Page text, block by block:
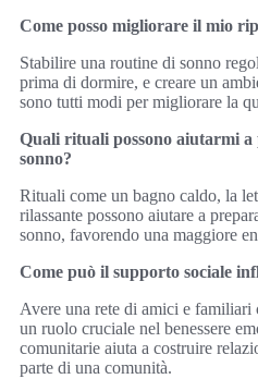
Come posso migliorare il mio
Stabilire una routine di sonno
prima di dormire, e creare un
sono tutti modi per migliorare la
Quali rituali possono aiutarmi
sonno?
Rituali come un bagno caldo, la
rilassante possono aiutare a
sonno, favorendo una maggiore
Come può il supporto sociale
Avere una rete di amici e familiari
un ruolo cruciale nel benessere
comunitarie aiuta a costruire
parte di una comunità.